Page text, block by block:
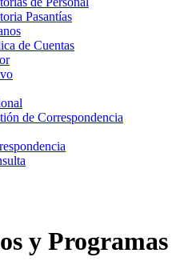
Pasantías
de Cuentas
de Correspondencia
y Programas